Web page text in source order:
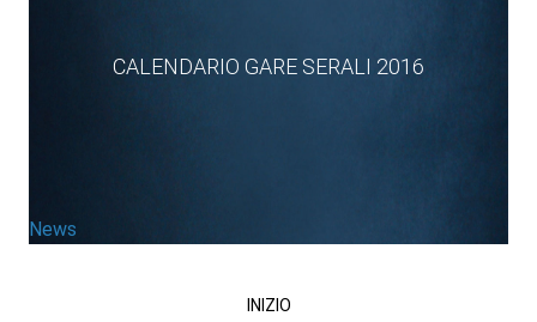
CALENDARIO GARE SERALI 2016
News
INIZIO